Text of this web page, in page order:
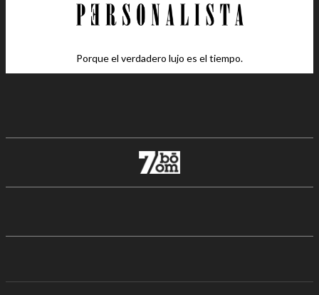
Porque el verdadero lujo es el tiempo.